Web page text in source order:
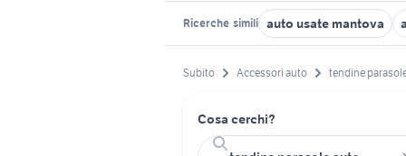
Ricerche simili auto usate mantova
Subito Accessori auto tendine
Cosa cerchi?